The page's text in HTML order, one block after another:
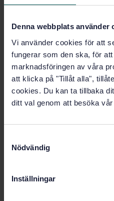
Denna webbplats använder
Vi använder cookies för att
fungerar som den ska, för
marknadsföringen av våra
att klicka på "Tillåt alla",
cookies. Du kan ta tillbaka
ditt val genom att besöka
Nödvändig
Inställningar
Eurokod 5 –
Prenumerera
PDF